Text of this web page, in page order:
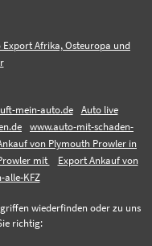
Export Afrika, Osteuropa und
mein-auto.de
Auto live
www.auto-mit-schaden-
von Plymouth Prowler in
mit
Export Ankauf von
alle-KFZ
wiederfinden oder zu uns
richtig: